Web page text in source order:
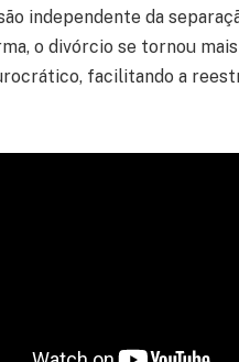
independente da
o divórcio se tornou
facilitando a